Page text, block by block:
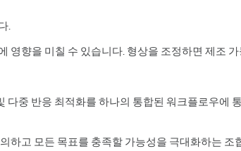
.
영향을 미칠 수 있습니다. 형상을 조정하면 제조
다중 반응 최적화를 하나의 통합된 워크플로우에
하고 모든 목표를 충족할 가능성을 극대화하는 조